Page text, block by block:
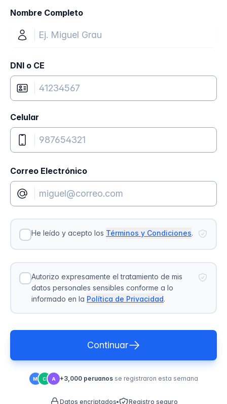
Nombre Completo
DNI o CE
Celular
Correo Electrónico
He leído y acepto los Términos y Condiciones.
Autorizo expresamente el tratamiento de mis
datos personales sensibles conforme a lo
informado en la Política de Privacidad.
Continuar
M C A +3,000 peruanosse registraron esta semana
Datos encriptados Registro seguro